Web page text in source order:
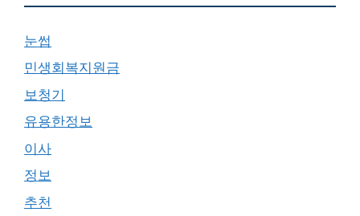
눈썹
민생회복지원금
보청기
유용한정보
이사
정보
추천